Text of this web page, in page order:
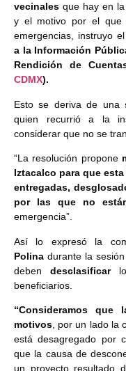
vecinales que hay en
y el motivo por el que
emergencias, instruyo el
a la Información
Rendición de
CDMX).
Esto se deriva de una
quien recurrió a la
considerar que no se
“La resolución propone
Iztacalco para que
entregadas,
por las que no
emergencia”.
Así lo expresó la
Polina durante la
deben desclasificar
beneficiarios.
“Consideramos
motivos , por un lado la
está desagregado por
que la causa de
un proyecto resultado